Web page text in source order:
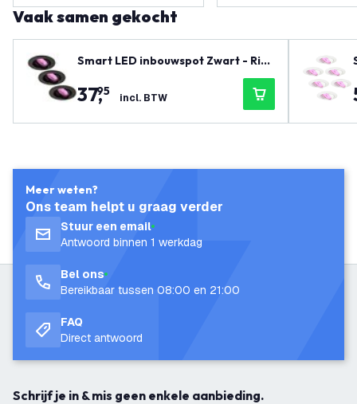
Vaak samen gekocht
Smart LED inbouwspot Zwart - Rio
- Smart WiFi - Dimbaar - RGB+CCT
- 3 pack
37,
95 incl. BTW
Meer weten?
Ons team helpt u graag verder
Stuur een email
Antwoord binnen 1 werkdag
Bel ons
Bereikbaar tussen 08:00 en 21:00
FAQ
Direct antwoord
Schrijf je in & mis geen enkele aanbieding.